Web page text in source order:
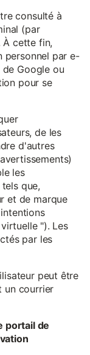
consulté à
(par
À cette fin,
personnel par e-
Google ou
pour se
de les
d'autres
les
que,
et de marque
"). Les
par les
peut être
un courrier
portail de